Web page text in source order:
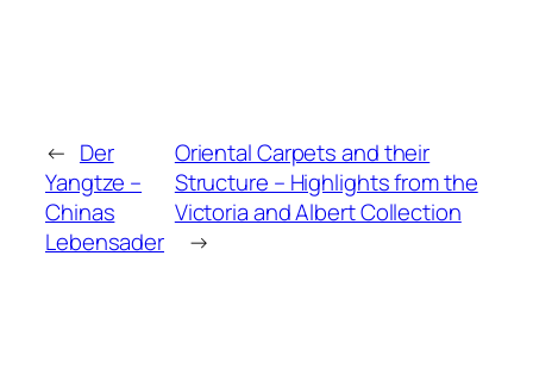
← Der
Yangtze –
Chinas
Lebensader
Oriental Carpets and their
Structure – Highlights from the
Victoria and Albert Collection
→